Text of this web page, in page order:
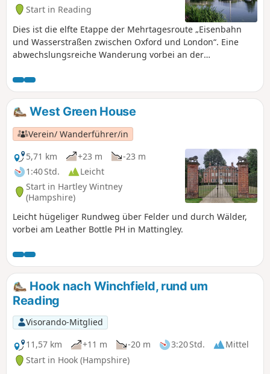
Start in Reading
Dies ist die elfte Etappe der Mehrtagesroute „Eisenbahn
und Wasserstraßen zwischen Oxford und London“. Eine
abwechslungsreiche Wanderung vorbei an der
Festivals, vorbei an der Mapledurham-Schleuse entlang der
malerischen Chiltern Hills, über eine Mautbrücke, durch
Waldgebiete und wieder am Fluss entlang bis zum
spektakulären Goring Gap.
West Green House
Verein/ Wanderführer/in
5,71 km
+23 m
-23 m
1:40 Std.
Leicht
Start in Hartley Wintney
(Hampshire)
Leicht hügeliger Rundweg über Felder und durch Wälder,
vorbei am Leather Bottle PH in Mattingley.
Hook nach Winchfield, rund um
Reading
Visorando-Mitglied
11,57 km
+11 m -20 m 3:20 Std.
Mittel
Start in Hook (Hampshire)